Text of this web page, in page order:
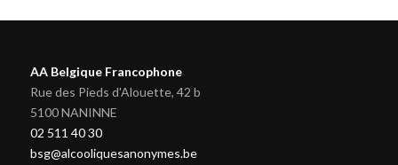
AA Belgique Francophone
Rue des Pieds d'Alouette, 42 b
5100 NANINNE
02 511 40 30
bsg@alcooliquesanonymes.be